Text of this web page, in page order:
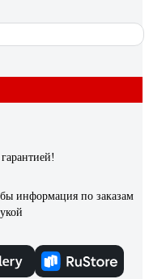
информация по заказам